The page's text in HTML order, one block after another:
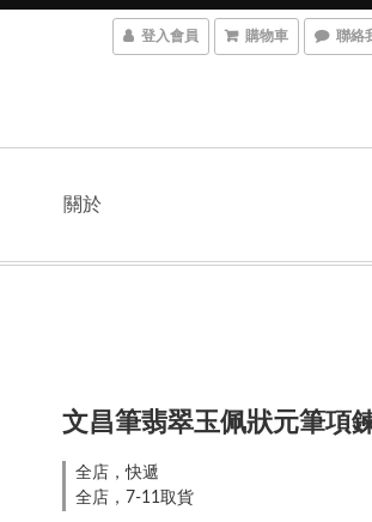
登入會員 購物車 聯絡
關於
文昌筆翡翠玉佩狀元筆項
全店，快遞
全店，7-11取貨